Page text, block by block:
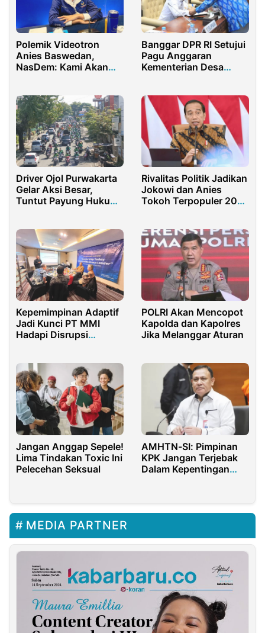
Polemik Videotron
Anies Baswedan,
NasDem: Kami Akan
Banggar DPR RI Setujui
Pagu Anggaran
Kementerian Desa
Driver Ojol Purwakarta
Gelar Aksi Besar,
Tuntut Payung Hukum
Rivalitas Politik Jadikan
Jokowi dan Anies
Tokoh Terpopuler 2022
Kepemimpinan Adaptif
Jadi Kunci PT MMI
Hadapi Disrupsi
POLRI Akan Mencopot
Kapolda dan Kapolres
Jika Melanggar Aturan
Jangan Anggap Sepele!
Lima Tindakan Toxic Ini
Pelecehan Seksual
AMHTN-SI: Pimpinan
KPK Jangan Terjebak
Dalam Kepentingan
MEDIA PARTNER